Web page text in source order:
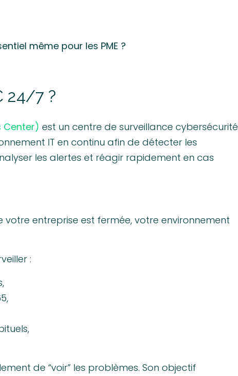
même pour les PME ?
24/7 ?
Center) est un centre de surveillance cybersécurité
IT en continu afin de détecter les
les alertes et réagir rapidement en cas
entreprise est fermée, votre environnement
:
de “voir” les problèmes. Son objectif